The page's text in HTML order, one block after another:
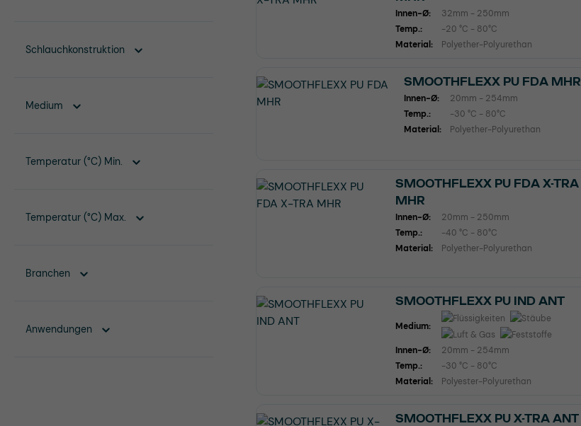
Schlauchkonstruktion
Medium
Temperatur (°C) Min.
Temperatur (°C) Max.
Branchen
Anwendungen
Innen-Ø:
32mm - 250mm
Temp.:
-20 °C - 80°C
Material:
Polyether-Polyurethan
SMOOTHFLEXX PU FDA MHR
Innen-Ø:
20mm - 254mm
Temp.:
-30 °C - 80°C
Material:
Polyether-Polyurethan
SMOOTHFLEXX PU FDA X-TRA
MHR
Innen-Ø:
20mm - 250mm
Temp.:
-40 °C - 80°C
Material:
Polyether-Polyurethan
SMOOTHFLEXX PU IND ANT
Medium:
Innen-Ø:
20mm - 254mm
Temp.:
-30 °C - 80°C
Material:
Polyester-Polyurethan
SMOOTHFLEXX PU X-TRA ANT